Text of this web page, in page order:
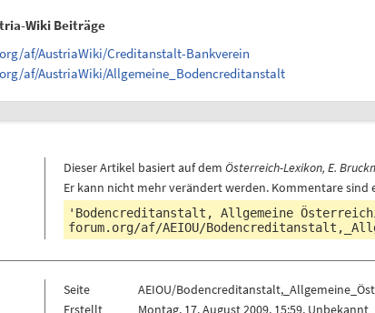
Wiki Beiträge
af/AustriaWiki/Creditanstalt-Bankverein
af/AustriaWiki/Allgemeine_Bodencreditanstalt
Dieser Artikel basiert auf dem Österreich-Lexikon, E.
Er kann nicht mehr verändert werden. Kommentare sind
'Bodencreditanstalt, Allgemeine
forum.org/af/AEIOU/
Seite
AEIOU/
Erstellt
Montag, 17. August 2009, 15:59, Unbekannt